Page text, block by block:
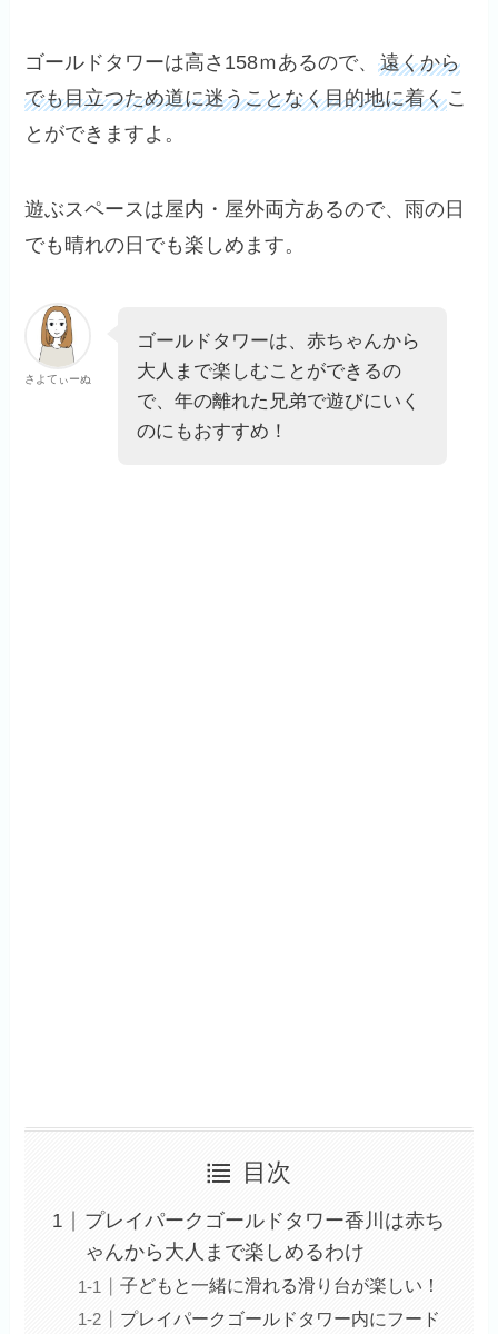
ゴールドタワーは高さ158ｍあるので、遠くから
でも目立つため道に迷うことなく目的地に着くこ
とができますよ。
遊ぶスペースは屋内・屋外両方あるので、雨の日
でも晴れの日でも楽しめます。
さよてぃーぬ
ゴールドタワーは、赤ちゃんから
大人まで楽しむことができるの
で、年の離れた兄弟で遊びにいく
のにもおすすめ！
目次
プレイパークゴールドタワー香川は赤ち
ゃんから大人まで楽しめるわけ
子どもと一緒に滑れる滑り台が楽しい！
プレイパークゴールドタワー内にフード